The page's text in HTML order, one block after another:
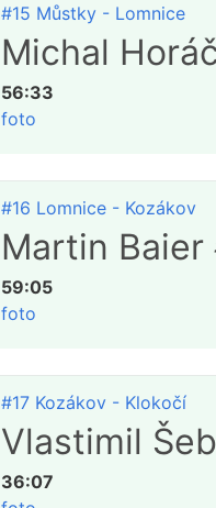
#15 Můstky - Lomnice
Michal
56:33
foto
#16 Lomnice - Kozákov
Martin Baier
59:05
foto
#17 Kozákov - Klokočí
Vlastimil
36:07